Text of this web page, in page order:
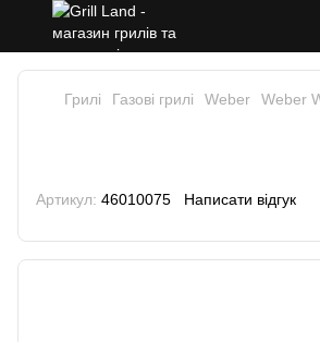
Грилі Газові грилі Weber Weber
Артикул: 46010075 Написати відгук